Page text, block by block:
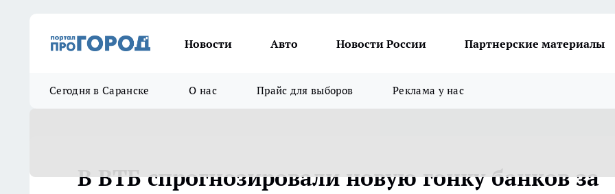
Новости Авто Новости России Партнерские материалы
Сегодня в Саранске О нас Прайс для выборов Реклама у нас
В ВТБ спрогнозировали новую гонку банков за